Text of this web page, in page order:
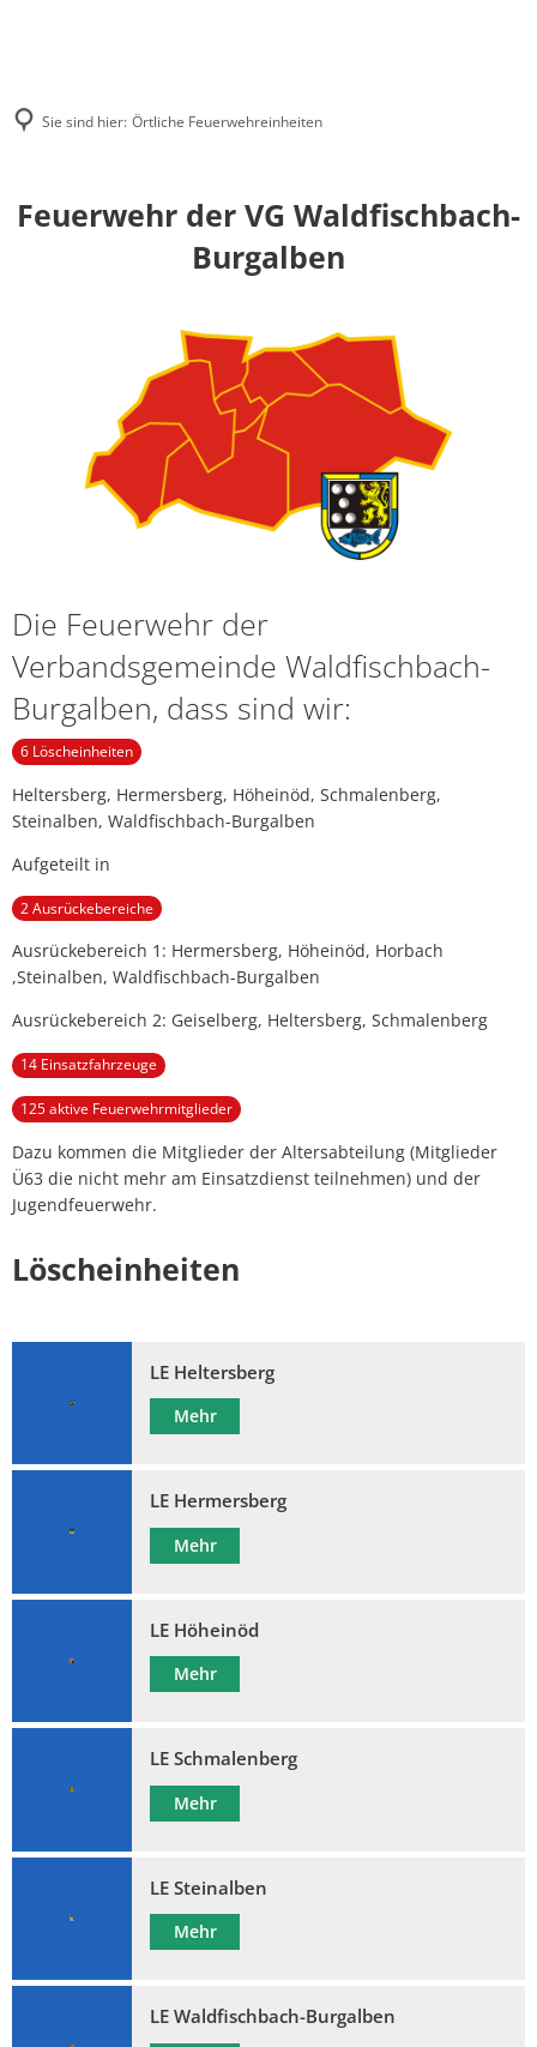
Sie sind hier: Örtliche Feuerwehreinheiten
Feuerwehr der VG Waldfischbach-
Burgalben
Die Feuerwehr der
Verbandsgemeinde Waldfischbach-
Burgalben, dass sind wir:
6 Löscheinheiten
Heltersberg, Hermersberg, Höheinöd, Schmalenberg,
Steinalben, Waldfischbach-Burgalben
Aufgeteilt in
2 Ausrückebereiche
Ausrückebereich 1: Hermersberg, Höheinöd, Horbach
,Steinalben, Waldfischbach-Burgalben
Ausrückebereich 2: Geiselberg, Heltersberg, Schmalenberg
14 Einsatzfahrzeuge
125 aktive Feuerwehrmitglieder
Dazu kommen die Mitglieder der Altersabteilung (Mitglieder
Ü63 die nicht mehr am Einsatzdienst teilnehmen) und der
Jugendfeuerwehr.
Löscheinheiten
LE Heltersberg
Mehr
LE Hermersberg
Mehr
LE Höheinöd
Mehr
LE Schmalenberg
Mehr
LE Steinalben
Mehr
LE Waldfischbach-Burgalben